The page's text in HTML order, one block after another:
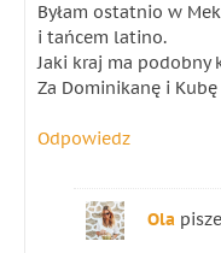
Byłam ostatnio w
i tańcem latino.
Jaki kraj ma podobny
Za Dominikanę i
Odpowiedz
Ola